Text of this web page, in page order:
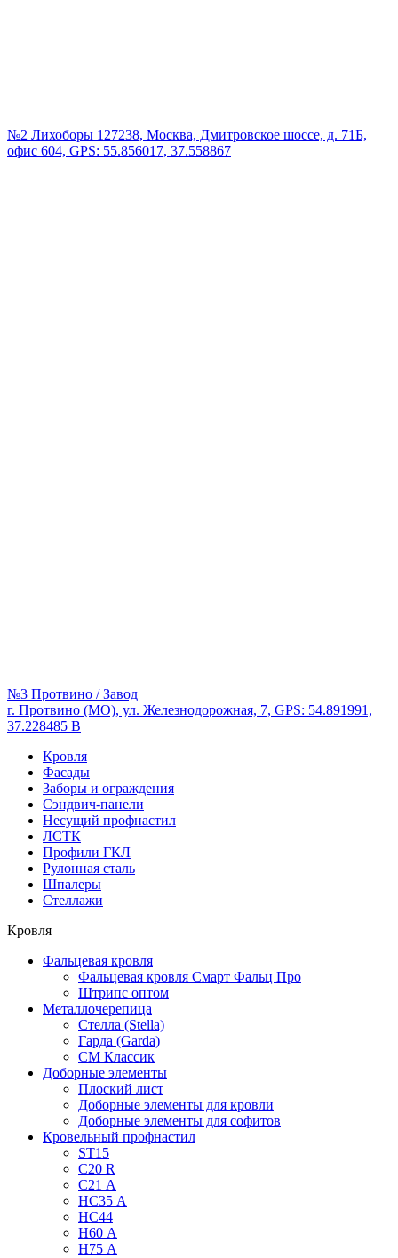
№2 Лихоборы 127238, Москва, Дмитровское шоссе, д. 71Б,
офис 604, GPS: 55.856017, 37.558867
№3 Протвино / Завод
г. Протвино (МО), ул. Железнодорожная, 7, GPS: 54.891991,
37.228485 В
Кровля
Фасады
Заборы и ограждения
Сэндвич-панели
Несущий профнастил
ЛСТК
Профили ГКЛ
Рулонная сталь
Шпалеры
Стеллажи
Кровля
Фальцевая кровля
Фальцевая кровля Смарт Фальц Про
Штрипс оптом
Металлочерепица
Стелла (Stella)
Гарда (Garda)
СМ Классик
Доборные элементы
Плоский лист
Доборные элементы для кровли
Доборные элементы для софитов
Кровельный профнастил
ST15
С20 R
C21 А
НС35 А
НС44
Н60 А
Н75 А